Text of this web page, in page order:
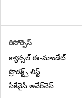
రిసోర్సెస్
క్యాన్సల్ ఈ-మాండేట్
ప్రొడక్ట్స్ లిస్ట్
సీకేవైసీ అవేర్‌నెస్